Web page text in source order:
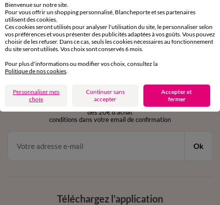
sous 30 jours avec Mondial Relay uniquement
Service clients
par chat et par téléphone
de 8h00 à 20h00 du lundi au samedi
en vous inscrivant à la newsletter
dès 20€ d’achat
conditions dans votre email de confirmation
Ok
Téléchargez l’application
Bienvenue sur notre site.
Pour vous offrir un shopping personnalisé, Blancheporte et ses partenaires
utilisent des cookies.
Ces cookies seront utilisés pour analyser l'utilisation du site, le personnaliser selon
vos préférences et vous présenter des publicités adaptées à vos goûts. Vous pouvez
choisir de les refuser. Dans ce cas, seuls les cookies nécessaires au fonctionnement
du site seront utilisés. Vos choix sont conservés 6 mois.
Pour plus d'informations ou modifier vos choix, consultez la
Politique de nos cookies
Personnaliser mes
choix
Continuer sans
accepter
Accepter et
fermer